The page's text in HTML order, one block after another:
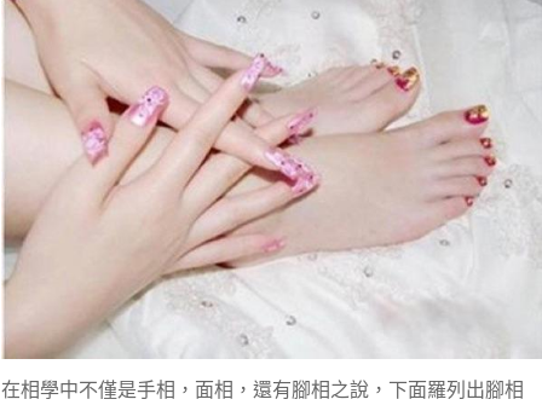
在相學中不僅是手相，面相，還有腳相之說，下面羅列出腳相